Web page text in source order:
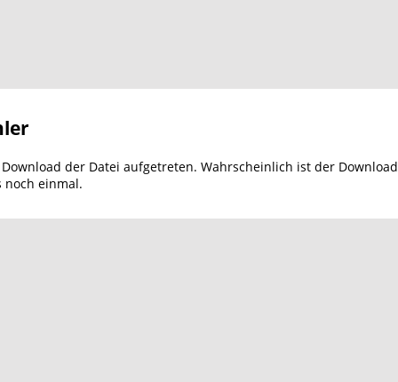
der Datei aufgetreten. Wahrscheinlich ist der
noch einmal.